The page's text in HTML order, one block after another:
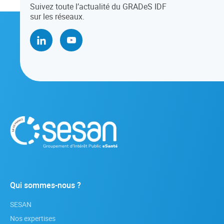
Suivez toute l’actualité du GRADeS IDF
sur les réseaux.
Qui sommes-nous ?
SESAN
Nos expertises